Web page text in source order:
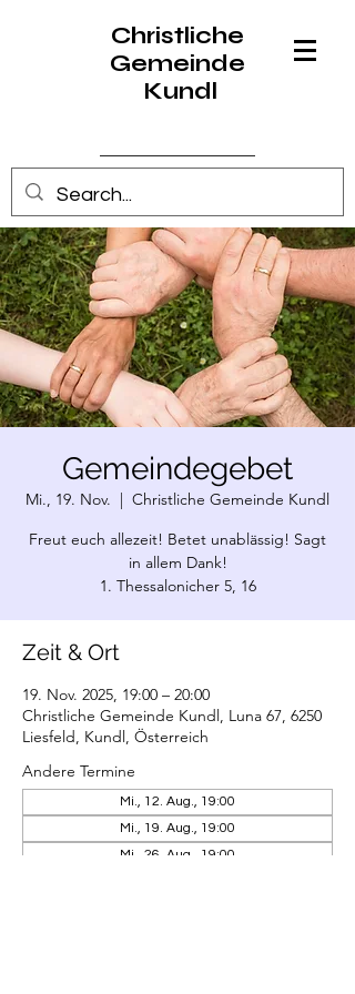
Christliche
Gemeinde
Kundl
Anmelden
Gemeindegebet
Mi., 19. Nov.
  |
Christliche Gemeinde Kundl
Freut euch allezeit! Betet unablässig! Sagt
in allem Dank!
1. Thessalonicher 5, 16
Zeit & Ort
19. Nov. 2025, 19:00 – 20:00
Christliche Gemeinde Kundl, Luna 67, 6250
Liesfeld, Kundl, Österreich
Andere Termine
Mi., 12. Aug., 19:00
Mi., 19. Aug., 19:00
Mi., 26. Aug., 19:00